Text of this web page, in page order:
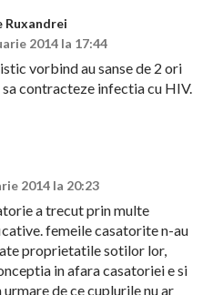
Ruxandrei
2014 la 17:44
vorbind au sanse de 2 ori
contracteze infectia cu HIV.
2014 la 20:23
a trecut prin multe
femeile casatorite n-au
proprietatile sotilor lor,
in afara casatoriei e si
de ce cuplurile nu ar